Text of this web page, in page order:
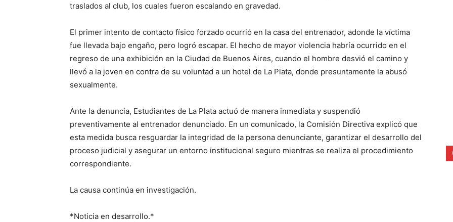
traslados al club, los cuales fueron escalando en gravedad.
El primer intento de contacto físico forzado ocurrió en la casa del entrenador, adonde la víctima
fue llevada bajo engaño, pero logró escapar. El hecho de mayor violencia habría ocurrido en el
regreso de una exhibición en la Ciudad de Buenos Aires, cuando el hombre desvió el camino y
llevó a la joven en contra de su voluntad a un hotel de La Plata, donde presuntamente la abusó
sexualmente.
Ante la denuncia, Estudiantes de La Plata actuó de manera inmediata y suspendió
preventivamente al entrenador denunciado. En un comunicado, la Comisión Directiva explicó que
esta medida busca resguardar la integridad de la persona denunciante, garantizar el desarrollo del
proceso judicial y asegurar un entorno institucional seguro mientras se realiza el procedimiento
correspondiente.
La causa continúa en investigación.
*Noticia en desarrollo.*